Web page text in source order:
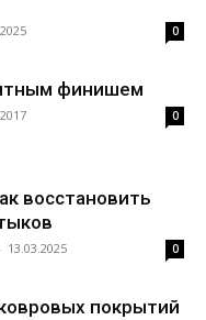
0
финишем
0
восстановить
- 13.03.2025 0
покрытий